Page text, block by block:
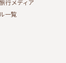
行メディア
一覧